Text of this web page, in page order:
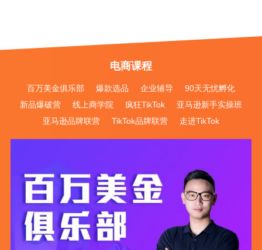
电商课程
百万美金俱乐部 爆款选品 企业辅导
90天无忧孵化
新品爆破营
线上商学院 疯狂TikTok
亚马逊新手实操班
亚马逊品牌联营
TikTok品牌联营 走进TikTok